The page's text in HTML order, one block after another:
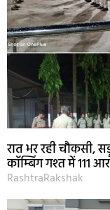
रात भर रही चौकसी,
कॉम्बिंग गश्त में 111
RashtraRakshak